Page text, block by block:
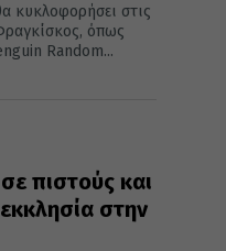
κυκλοφορήσει στις
όπως
Random...
πιστούς και
στην